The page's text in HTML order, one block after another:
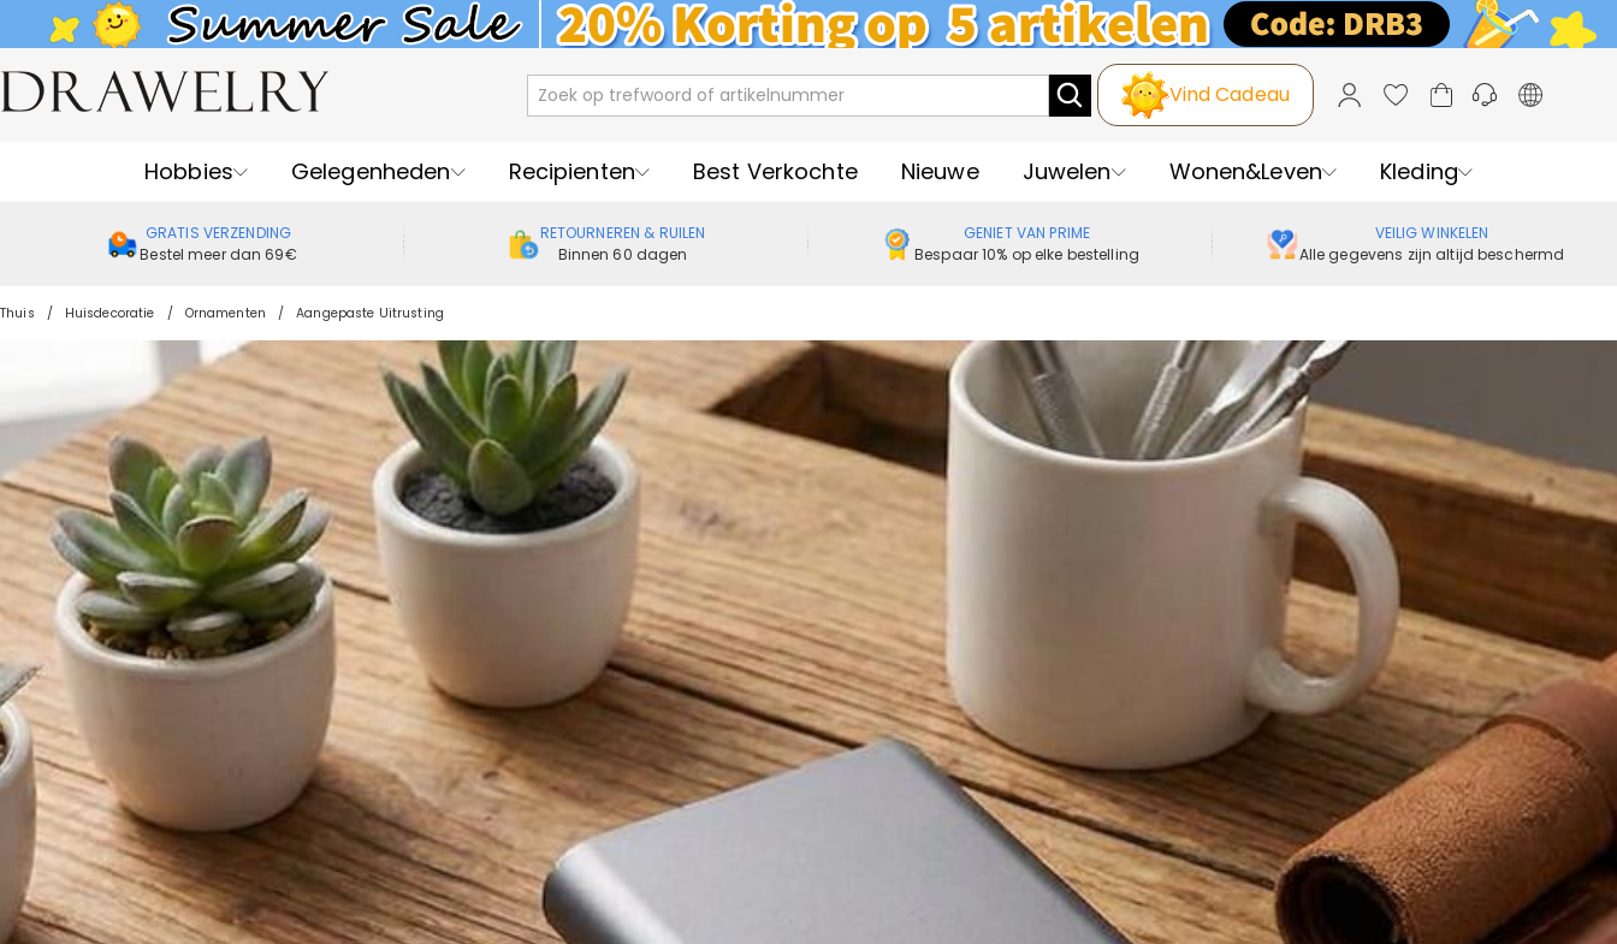
Vind Cadeau
Hobbies Gelegenheden Recipienten Best Verkochte Nieuwe Juwelen Wonen&Leven Kleding
GRATIS VERZENDING
Bestel meer dan 69€
RETOURNEREN & RUILEN
Binnen 60 dagen
GENIET VAN PRIME
Bespaar 10% op elke bestelling
VEILIG WINKELEN
Alle gegevens zijn altijd beschermd
Thuis Huisdecoratie Ornamenten Aangepaste Uitrusting